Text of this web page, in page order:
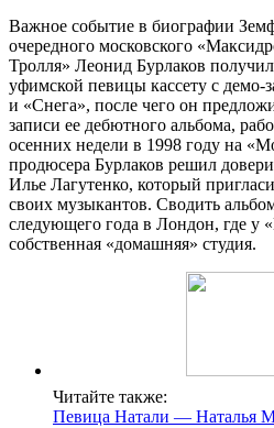
Важное событие в биографии
очередного московского
Тролля» Леонид Бурлаков
уфимской певицы кассету с демо-
и «Снега», после чего он
записи ее дебютного альбома,
осенних недели в 1998 году на
продюсера Бурлаков решил
Илье Лагутенко, который
своих музыкантов. Сводить
следующего года в Лондон, где у
собственная «домашняя» студия.
Читайте также:
Певица Натали — Наталья